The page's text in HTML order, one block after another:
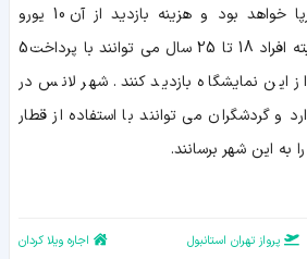
نمایشگاه تا اول مرداد برپا خواهد بود و هزینه بازدید از آن 10 یورو
است. البته افراد 18 تا 25 سال می توانند با پرداخت 5
از این نمایشگاه بازدید کنند. شهر لانس در
و گردشگران می توانند با استفاده از قطار
به این شهر برسانند.
پرواز تهران استانبول اجاره ویلا کردان